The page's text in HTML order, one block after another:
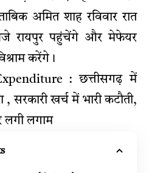
अमित शाह रविवार रात
रायपुर पहुंचेंगे और मेफेयर
करेंगे।
: छत्तीसगढ़ में
, सरकारी खर्च में भारी कटौती,
लगी लगाम